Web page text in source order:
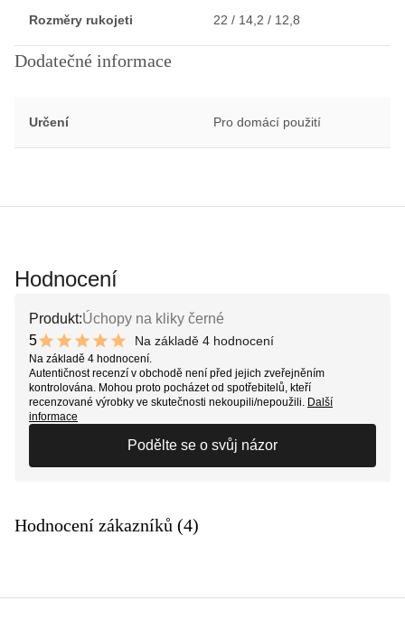
Rozměry rukojeti 22 / 14,2 / 12,8
Dodatečné informace
Určení Pro domácí použití
Hodnocení
Produkt:Úchopy na kliky černé
5
10 out of 10 stars
Na základě 4 hodnocení
Na základě 4 hodnocení.
Autentičnost recenzí v obchodě není před jejich zveřejněním
kontrolována. Mohou proto pocházet od spotřebitelů, kteří
recenzované výrobky ve skutečnosti nekoupili/nepoužili. Další
informace
Podělte se o svůj názor
Hodnocení zákazníků (4)